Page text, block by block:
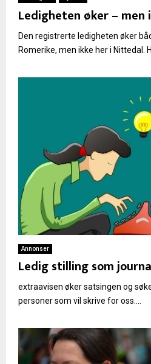
Ledigheten øker –
Den registrerte ledigheten øker
Romerike, men ikke her i Nittedal.
Annonser
Ledig stilling som
extraavisen øker satsingen og
personer som vil skrive for oss....